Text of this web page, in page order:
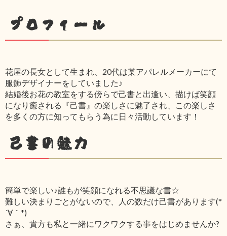
プロフィール
花屋の長女として生まれ、20代は某アパレルメーカーにて
服飾デザイナーをしていました♪
結婚後お花の教室をする傍らで己書と出逢い、描けば笑顔
になり癒される『己書』の楽しさに魅了され、この楽しさ
を多くの方に知ってもらう為に日々活動しています！
己書の魅力
簡単で楽しい♪誰もが笑顔になれる不思議な書☆
難しい決まりごとがないので、人の数だけ己書があります(*
´∀｀*)
さぁ、貴方も私と一緒にワクワクする事をはじめませんか?